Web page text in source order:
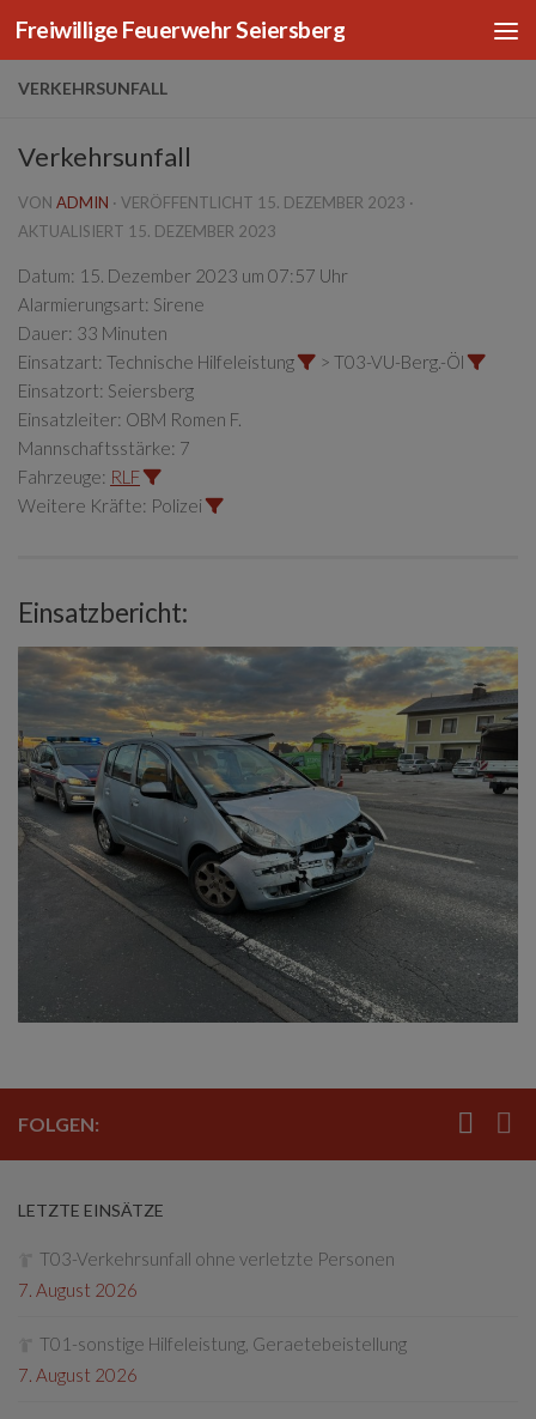
Zum Inhalt springen
Freiwillige Feuerwehr Seiersberg
VERKEHRSUNFALL
Verkehrsunfall
VON ADMIN · VERÖFFENTLICHT 15. DEZEMBER 2023 ·
AKTUALISIERT 15. DEZEMBER 2023
Datum: 15. Dezember 2023 um 07:57 Uhr
Alarmierungsart: Sirene
Dauer: 33 Minuten
Einsatzart: Technische Hilfeleistung
> T03-VU-Berg.-Öl
Einsatzort: Seiersberg
Einsatzleiter: OBM Romen F.
Mannschaftsstärke: 7
Fahrzeuge: RLF
Weitere Kräfte: Polizei
Einsatzbericht:
FOLGEN:
LETZTE EINSÄTZE
T03-Verkehrsunfall ohne verletzte Personen
7. August 2026
T01-sonstige Hilfeleistung, Geraetebeistellung
7. August 2026